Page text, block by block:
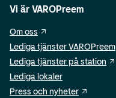
Vi är VAROPreem
Om oss
Lediga tjänster VAROPreem
Lediga tjänster på station
Lediga lokaler
Press och nyheter